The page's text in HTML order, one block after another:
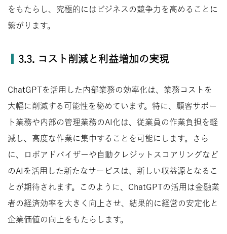
をもたらし、究極的にはビジネスの競争力を高めることに
繫がります。
3.3. コスト削減と利益増加の実現
ChatGPTを活用した内部業務の効率化は、業務コストを
大幅に削減する可能性を秘めています。特に、顧客サポー
ト業務や内部の管理業務のAI化は、従業員の作業負担を軽
減し、高度な作業に集中することを可能にします。さら
に、ロボアドバイザーや自動クレジットスコアリングなど
のAIを活用した新たなサービスは、新しい収益源となるこ
とが期待されます。このように、ChatGPTの活用は金融業
者の経済効率を大きく向上させ、結果的に経営の安定化と
企業価値の向上をもたらします。